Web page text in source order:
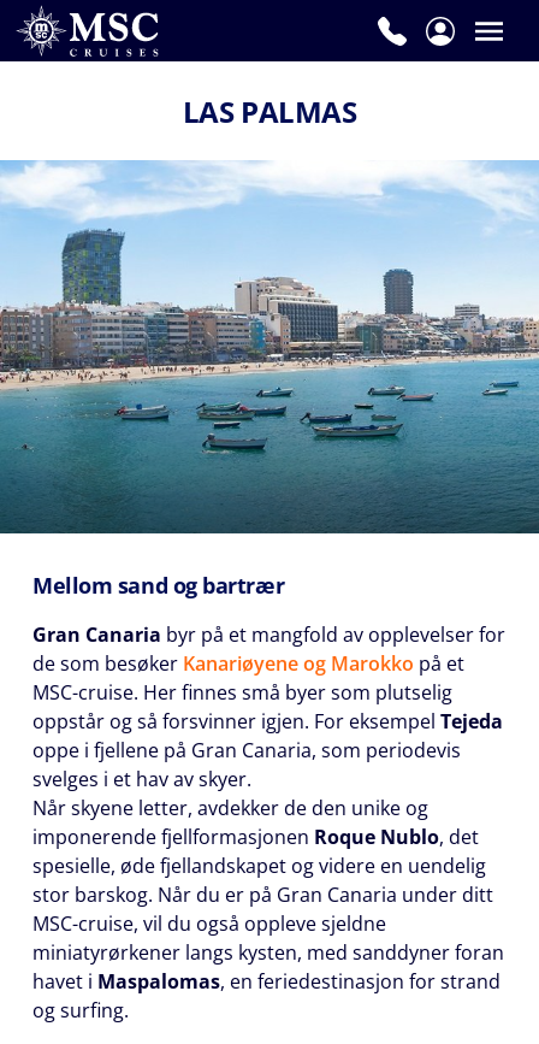
LAS PALMAS
Mellom sand og bartrær
Gran Canaria byr på et mangfold av opplevelser for
de som besøker Kanariøyene og Marokko på et
MSC-cruise. Her finnes små byer som plutselig
oppstår og så forsvinner igjen. For eksempel Tejeda
oppe i fjellene på Gran Canaria, som periodevis
svelges i et hav av skyer.
Når skyene letter, avdekker de den unike og
imponerende fjellformasjonen Roque Nublo, det
spesielle, øde fjellandskapet og videre en uendelig
stor barskog. Når du er på Gran Canaria under ditt
MSC-cruise, vil du også oppleve sjeldne
miniatyrørkener langs kysten, med sanddyner foran
havet i Maspalomas, en feriedestinasjon for strand
og surfing.